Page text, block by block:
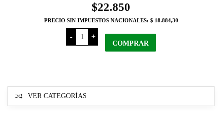
se
pueden
elegir
en
$22.850
PRECIO SIN IMPUESTOS NACIONALES: $ 18.884,30
-
Wishday
Yogurt
Griego
cantidad
+
COMPRAR
VER CATEGORÍAS